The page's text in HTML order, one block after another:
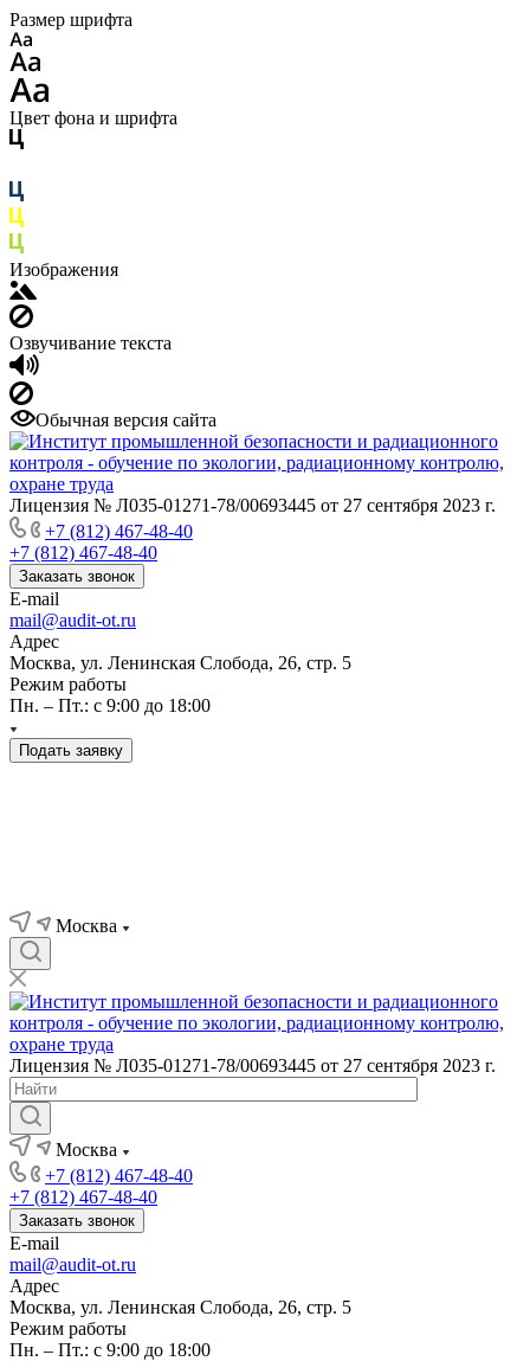
Размер шрифта
Цвет фона и шрифта
Изображения
Озвучивание текста
Обычная версия сайта
Лицензия № Л035-01271-78/00693445 от 27 сентября 2023 г.
+7 (812) 467-48-40
+7 (812) 467-48-40
Заказать звонок
E-mail
mail@audit-ot.ru
Адрес
Москва, ул. Ленинская Слобода, 26, стр. 5
Режим работы
Пн. – Пт.: с 9:00 до 18:00
Подать заявку
Москва
Лицензия № Л035-01271-78/00693445 от 27 сентября 2023 г.
Москва
+7 (812) 467-48-40
+7 (812) 467-48-40
Заказать звонок
E-mail
mail@audit-ot.ru
Адрес
Москва, ул. Ленинская Слобода, 26, стр. 5
Режим работы
Пн. – Пт.: с 9:00 до 18:00